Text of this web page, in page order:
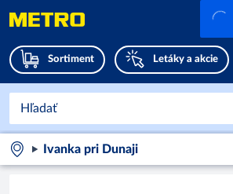
Sortiment Letáky a akcie
Ivanka pri Dunaji